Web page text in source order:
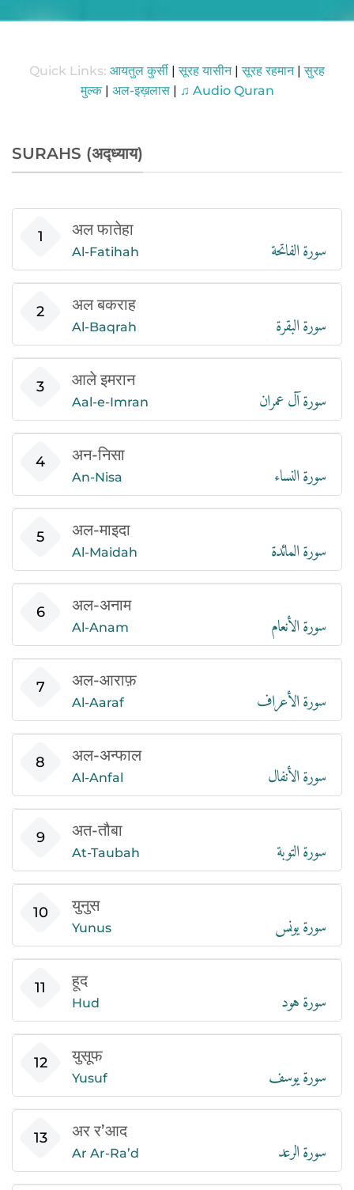
Quick Links: आयतुल कुर्सी |सूरह यासीन|सूरह रहमान|सुरह
मुल्क| अल-इख़लास| ♫ Audio Quran
SURAHS (अद्ध्याय)
1 अल फातेहा
Al-Fatihah سورة الفاتحة
2 अल बकराह
Al-Baqrah سورة البقرة
3 आले इमरान
Aal-e-Imran سورة آل عمران
4 अन-निसा
An-Nisa سورة النساء
5 अल-माइदा
Al-Maidah سورة المائدة
6 अल-अनाम
Al-Anam سورة الأنعام
7 अल-आराफ़
Al-Aaraf سورة الأعراف
8 अल-अन्फाल
Al-Anfal سورة الأنفال
9 अत-तौबा
At-Taubah سورة التوبة
10 युनुस
Yunus سورة يونس
11 हूद
Hud سورة هود
12 युसूफ
Yusuf سورة يوسف
13 अर र’आद
Ar Ar-Ra’d سورة الرعد